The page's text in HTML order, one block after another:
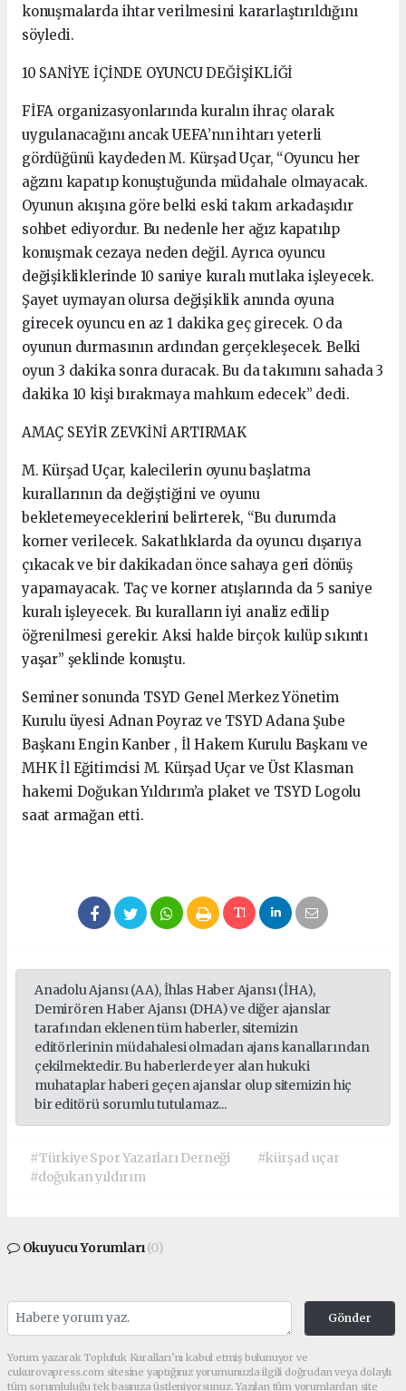
konuşmalarda ihtar verilmesini kararlaştırıldığını
söyledi.
10 SANİYE İÇİNDE OYUNCU DEĞİŞİKLİĞİ
FİFA organizasyonlarında kuralın ihraç olarak
uygulanacağını ancak UEFA’nın ihtarı yeterli
gördüğünü kaydeden M. Kürşad Uçar, “Oyuncu her
ağzını kapatıp konuştuğunda müdahale olmayacak.
Oyunun akışına göre belki eski takım arkadaşıdır
sohbet ediyordur. Bu nedenle her ağız kapatılıp
konuşmak cezaya neden değil. Ayrıca oyuncu
değişikliklerinde 10 saniye kuralı mutlaka işleyecek.
Şayet uymayan olursa değişiklik anında oyuna
girecek oyuncu en az 1 dakika geç girecek. O da
oyunun durmasının ardından gerçekleşecek. Belki
oyun 3 dakika sonra duracak. Bu da takımını sahada 3
dakika 10 kişi bırakmaya mahkum edecek” dedi.
AMAÇ SEYİR ZEVKİNİ ARTIRMAK
M. Kürşad Uçar, kalecilerin oyunu başlatma
kurallarının da değiştiğini ve oyunu
bekletemeyeceklerini belirterek, “Bu durumda
korner verilecek. Sakatlıklarda da oyuncu dışarıya
çıkacak ve bir dakikadan önce sahaya geri dönüş
yapamayacak. Taç ve korner atışlarında da 5 saniye
kuralı işleyecek. Bu kuralların iyi analiz edilip
öğrenilmesi gerekir. Aksi halde birçok kulüp sıkıntı
yaşar” şeklinde konuştu.
Seminer sonunda TSYD Genel Merkez Yönetim
Kurulu üyesi Adnan Poyraz ve TSYD Adana Şube
Başkanı Engin Kanber , İl Hakem Kurulu Başkanı ve
MHK İl Eğitimcisi M. Kürşad Uçar ve Üst Klasman
hakemi Doğukan Yıldırım’a plaket ve TSYD Logolu
saat armağan etti.
Anadolu Ajansı (AA), İhlas Haber Ajansı (İHA),
Demirören Haber Ajansı (DHA) ve diğer ajanslar
tarafından eklenen tüm haberler, sitemizin
editörlerinin müdahalesi olmadan ajans kanallarından
çekilmektedir. Bu haberlerde yer alan hukuki
muhataplar haberi geçen ajanslar olup sitemizin hiç
bir editörü sorumlu tutulamaz...
#Türkiye Spor Yazarları Derneği
#kürşad uçar
#doğukan yıldırım
Okuyucu Yorumları(0)
Gönder
Yorum yazarak Topluluk Kuralları’nı kabul etmiş bulunuyor ve
cukurovapress.com sitesine yaptığınız yorumunuzla ilgili doğrudan veya dolaylı
tüm sorumluluğu tek başınıza üstleniyorsunuz. Yazılan tüm yorumlardan site